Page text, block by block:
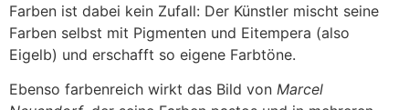
Farben ist dabei kein Zufall: Der Künstler mischt seine
Farben selbst mit Pigmenten und Eitempera (also
Eigelb) und erschafft so eigene Farbtöne.
Ebenso farbenreich wirkt das Bild von Marcel